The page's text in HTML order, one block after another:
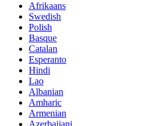
Afrikaans
Swedish
Polish
Basque
Catalan
Esperanto
Hindi
Lao
Albanian
Amharic
Armenian
Azerbaijani